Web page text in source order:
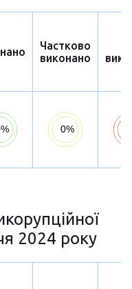
Частково
виконано
2024 року